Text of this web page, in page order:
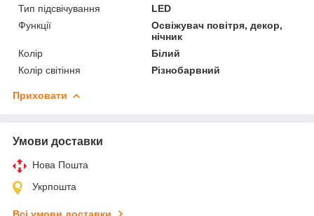
Тип підсвічування
LED
Функції
Освіжувач повітря, декор,
нічник
Колір
Білий
Колір світіння
Різнобарвний
Приховати
Умови доставки
Нова Пошта
Укрпошта
Всі умови доставки